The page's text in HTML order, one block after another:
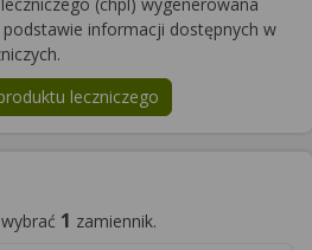
informacji dostępnych w
leczniczego
1 zamiennik.